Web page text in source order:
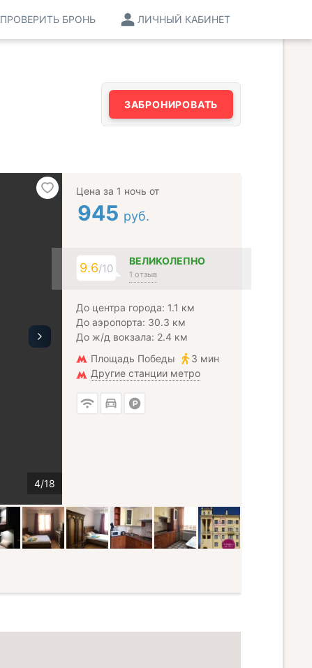
ЛИЧНЫЙ КАБИНЕТ
ПРОВЕРИТЬ БРОНЬ
ЗАБРОНИРОВАТЬ
Цена за 1 ночь от
945 руб.
9.6/10
ВЕЛИКОЛЕПНО
1 отзыв
До центра города: 1.1 км
До аэропорта: 30.3 км
До ж/д вокзала: 2.4 км
Площадь Победы
3 мин
Другие станции метро